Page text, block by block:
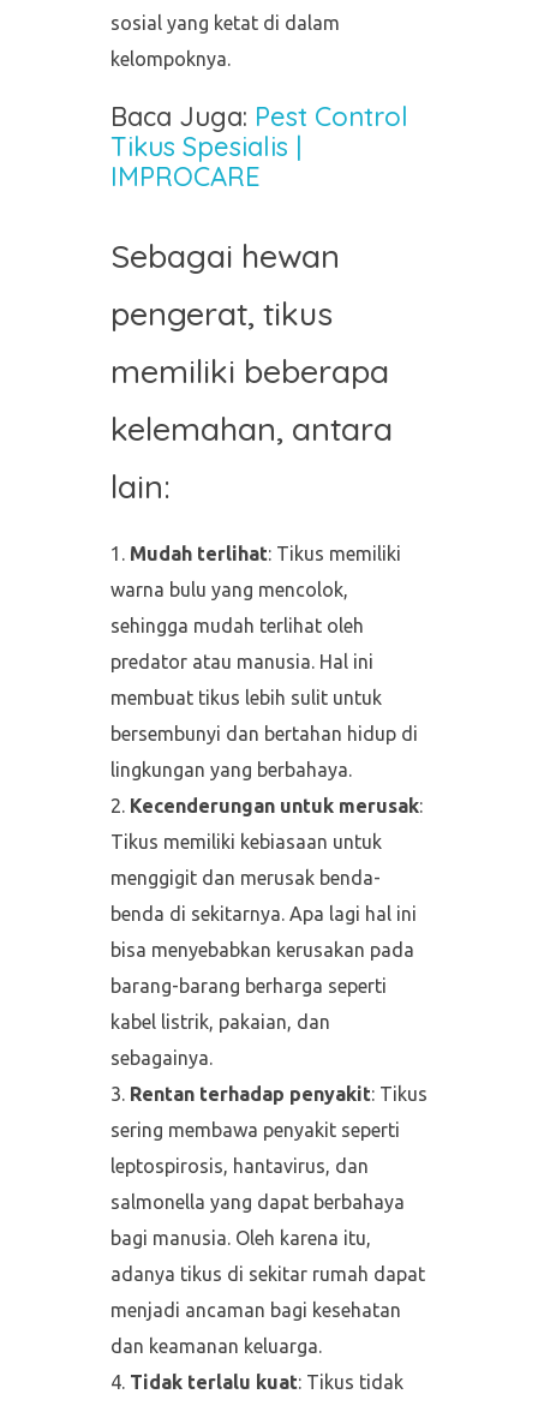
sosial yang ketat di dalam
kelompoknya.
Baca Juga: Pest Control
Tikus Spesialis |
IMPROCARE
Sebagai hewan
pengerat, tikus
memiliki beberapa
kelemahan, antara
lain:
Mudah terlihat: Tikus memiliki
warna bulu yang mencolok,
sehingga mudah terlihat oleh
predator atau manusia. Hal ini
membuat tikus lebih sulit untuk
bersembunyi dan bertahan hidup di
lingkungan yang berbahaya.
Kecenderungan untuk merusak:
Tikus memiliki kebiasaan untuk
menggigit dan merusak benda-
benda di sekitarnya. Apa lagi hal ini
bisa menyebabkan kerusakan pada
barang-barang berharga seperti
kabel listrik, pakaian, dan
sebagainya.
Rentan terhadap penyakit: Tikus
sering membawa penyakit seperti
leptospirosis, hantavirus, dan
salmonella yang dapat berbahaya
bagi manusia. Oleh karena itu,
adanya tikus di sekitar rumah dapat
menjadi ancaman bagi kesehatan
dan keamanan keluarga.
Tidak terlalu kuat: Tikus tidak